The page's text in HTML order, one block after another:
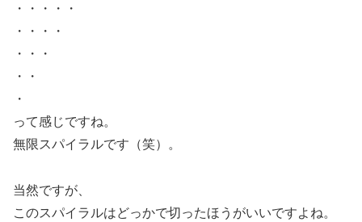
・・・・・
・・・・
・・・
・・
・
って感じですね。
無限スパイラルです（笑）。
当然ですが、
このスパイラルはどっかで切ったほうがいいですよね。